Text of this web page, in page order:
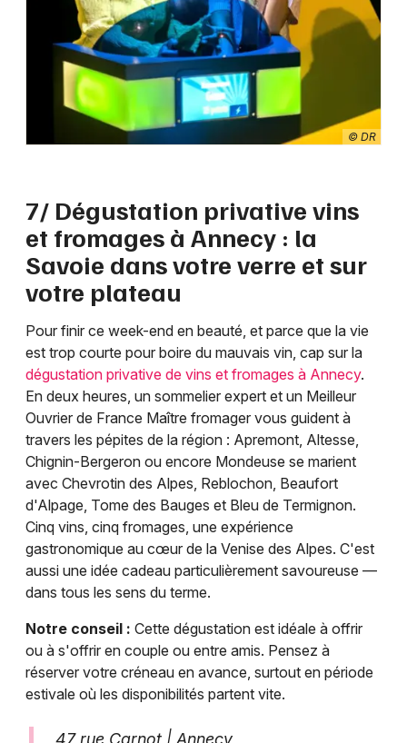
© DR
7/ Dégustation privative vins
et fromages à Annecy : la
Savoie dans votre verre et sur
votre plateau
Pour finir ce week-end en beauté, et parce que la vie
est trop courte pour boire du mauvais vin, cap sur la
dégustation privative de vins et fromages à Annecy.
En deux heures, un sommelier expert et un Meilleur
Ouvrier de France Maître fromager vous guident à
travers les pépites de la région : Apremont, Altesse,
Chignin-Bergeron ou encore Mondeuse se marient
avec Chevrotin des Alpes, Reblochon, Beaufort
d'Alpage, Tome des Bauges et Bleu de Termignon.
Cinq vins, cinq fromages, une expérience
gastronomique au cœur de la Venise des Alpes. C'est
aussi une idée cadeau particulièrement savoureuse —
dans tous les sens du terme.
Notre conseil : Cette dégustation est idéale à offrir
ou à s'offrir en couple ou entre amis. Pensez à
réserver votre créneau en avance, surtout en période
estivale où les disponibilités partent vite.
47 rue Carnot | Annecy